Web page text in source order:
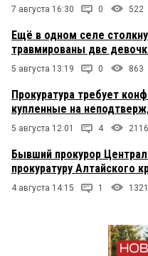
7 августа 16:30 0 522
Ещё в одном селе
травмированы две
5 августа 13:19 0 863
Прокуратура требует
купленные на
5 августа 12:01 4 2116
Бывший прокурор
прокуратуру Алтайского
4 августа 14:15 1 1321